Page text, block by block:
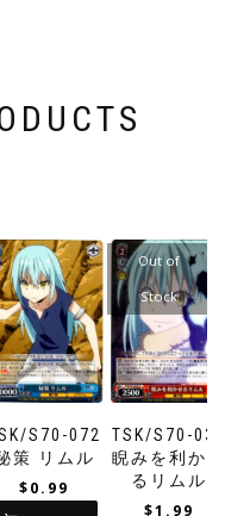
S70-072
策 リムル
$0.99
TSK/S70-039
睨みを利かせ
るリムル
Out of
Stock
$1.99